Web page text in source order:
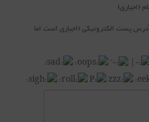
(اجباری)
پست الکترونیکی (اجباری است اما